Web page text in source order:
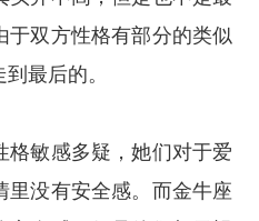
于双方性格有部分的类似
最后的。
格敏感多疑，她们对于爱
里没有安全感。而金牛座